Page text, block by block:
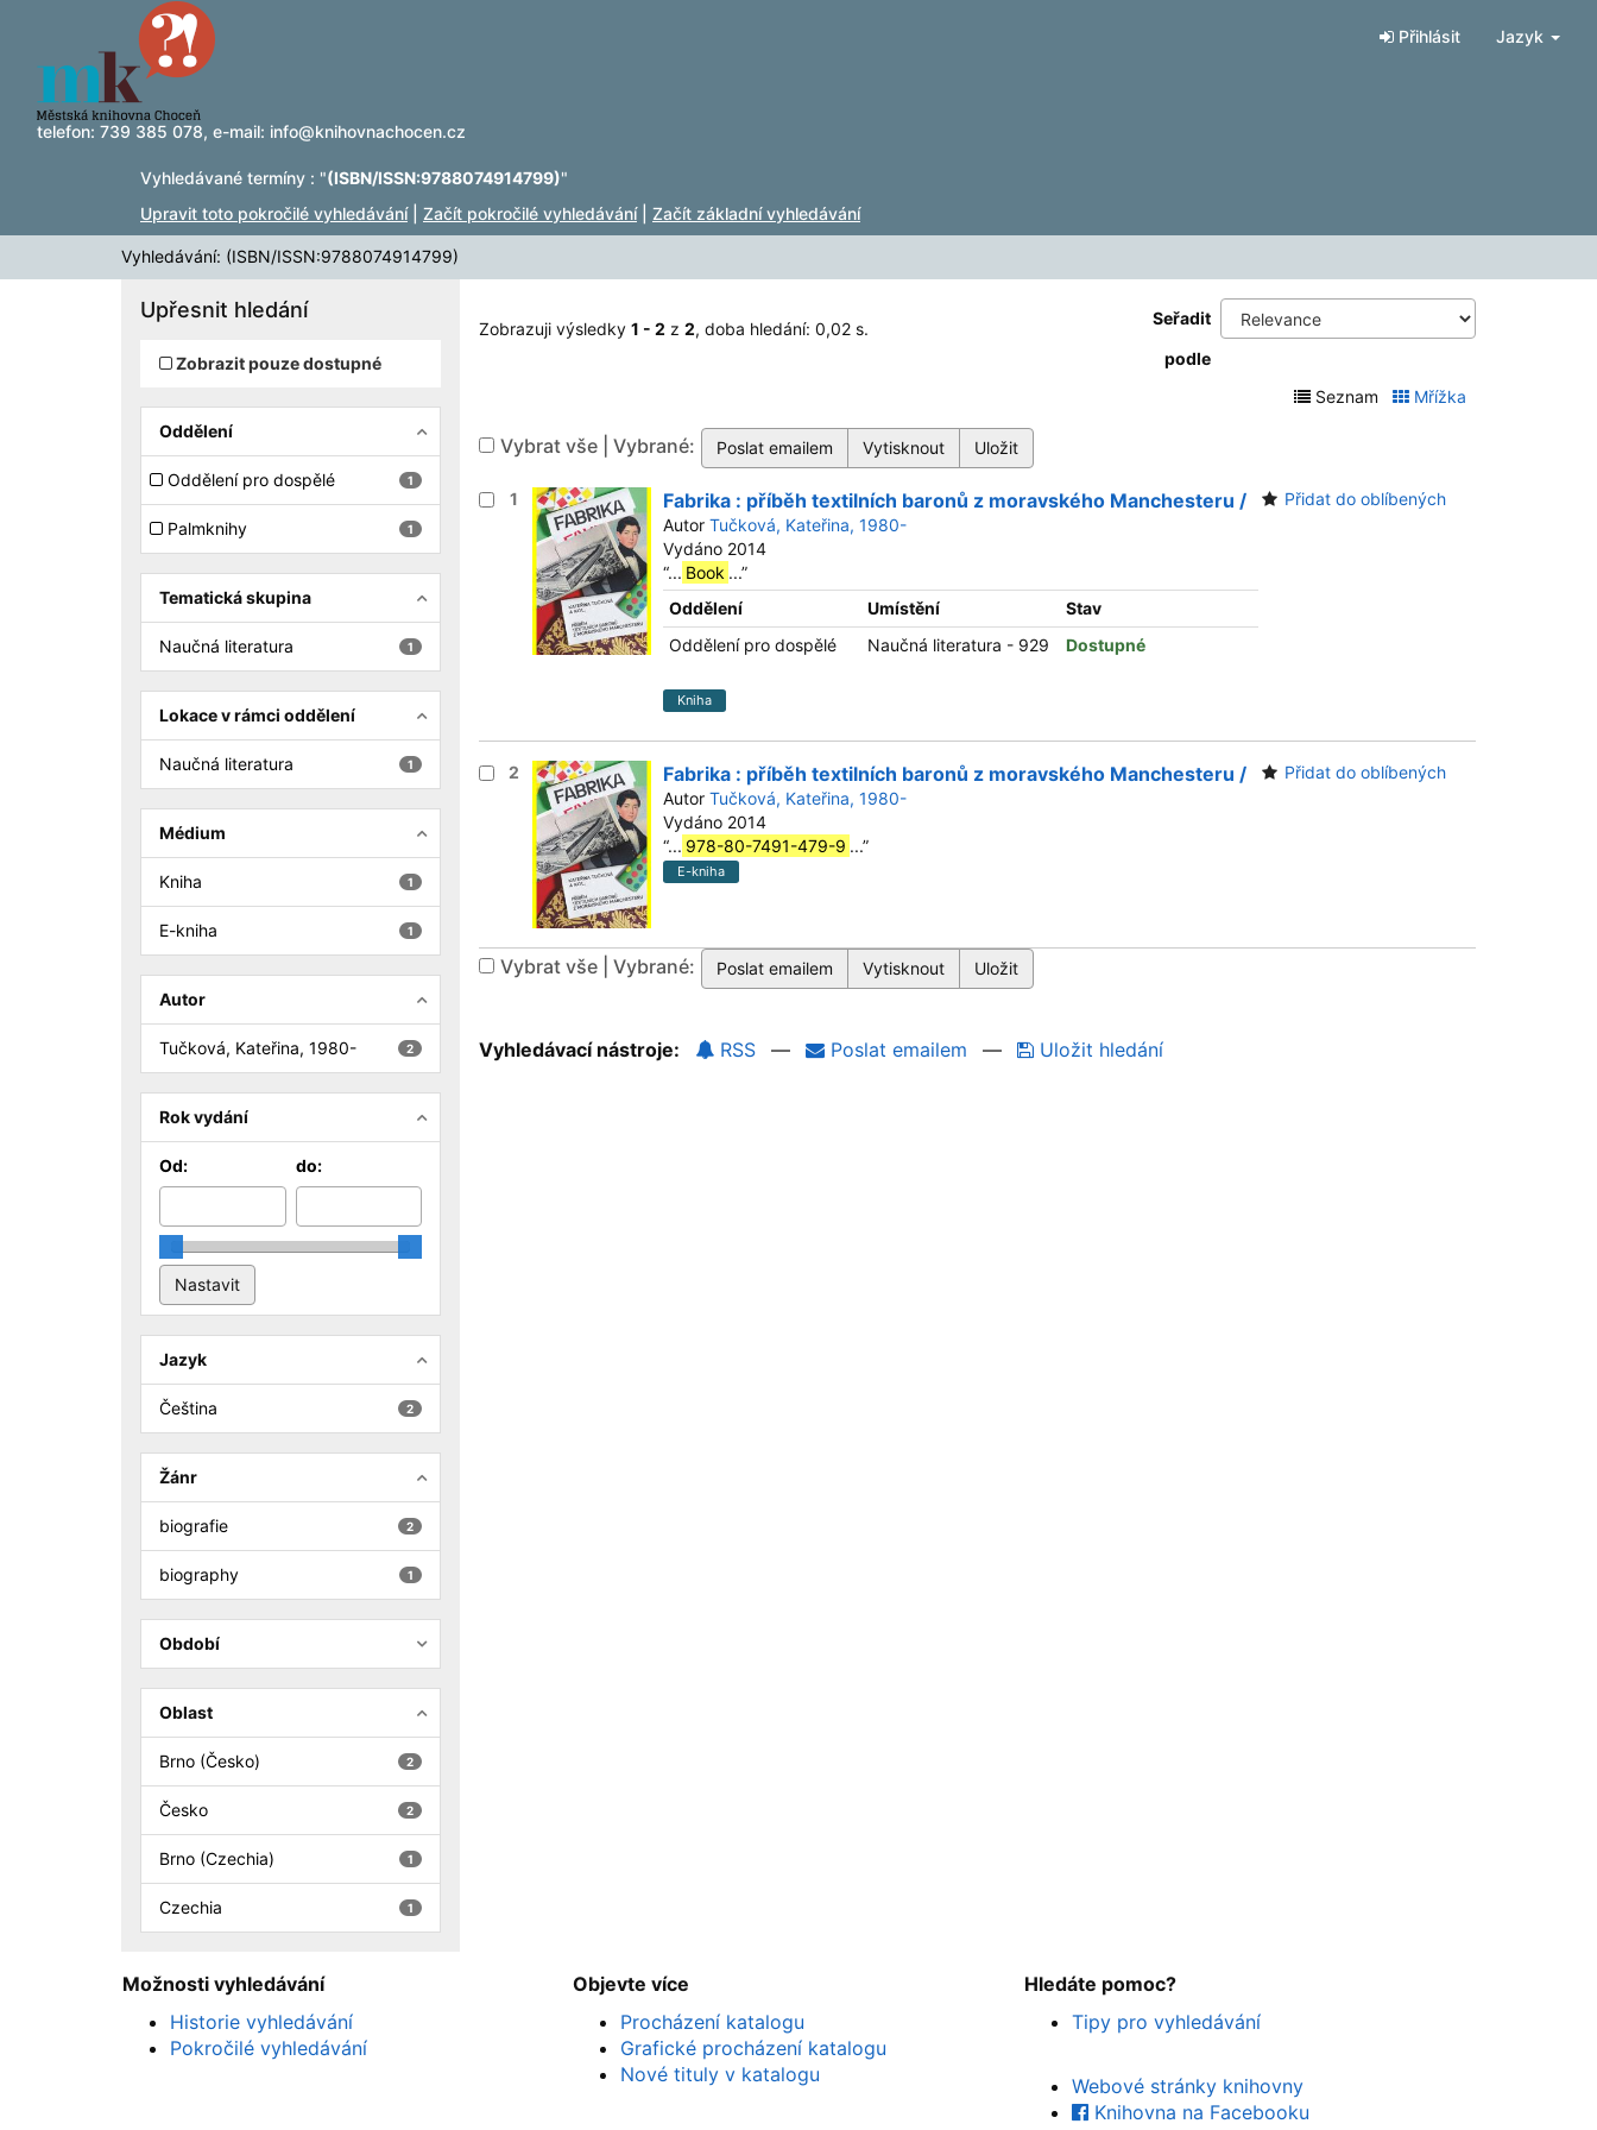
Zobrazuji výsledky1 - 2z2
Přeskočit na obsah
telefon: 739 385 078, e-mail: info@knihovnachocen.cz
Přihlásit Jazyk
Vyhledávané termíny : "(ISBN/ISSN:9788074914799)"
Upravit toto pokročilé vyhledávání| Začít pokročilé vyhledávání| Začít základní vyhledávání
Vyhledávání: (ISBN/ISSN:9788074914799)
Zobrazuji výsledky 1 - 2 z 2, doba hledání: 0,02 s.
Seřadit
podle
Seznam
Mřížka
Vybrat vše | Vybrané:
1 Fabrika : příběh textilních baronů z moravského Manchesteru /
Autor Tučková, Kateřina, 1980-
Vydáno 2014
“... Book ...”
Oddělení
Umístění
Stav
Oddělení pro dospělé
Naučná literatura - 929 Dostupné
Kniha
Přidat do oblíbených
2 Fabrika : příběh textilních baronů z moravského Manchesteru /
Autor Tučková, Kateřina, 1980-
Vydáno 2014
“... 978-80-7491-479-9 ...”
E-kniha
Přidat do oblíbených
Vybrat vše | Vybrané:
Vyhledávací nástroje: RSS — Poslat emailem — Uložit hledání
Upřesnit hledání
Zobrazit pouze dostupné
Oddělení
1
Oddělení pro dospělé
1
Palmknihy
Tematická skupina
1
Naučná literatura
Lokace v rámci oddělení
1
Naučná literatura
Médium
1
Kniha
1
E-kniha
Autor
2
Tučková, Kateřina, 1980-
Rok vydání
Od: do:
Jazyk
2
Čeština
Žánr
2
biografie
1
biography
Období
Oblast
2
Brno (Česko)
2
Česko
1
Brno (Czechia)
1
Czechia
Možnosti vyhledávání
Historie vyhledávání
Pokročilé vyhledávání
Objevte více
Procházení katalogu
Grafické procházení katalogu
Nové tituly v katalogu
Hledáte pomoc?
Tipy pro vyhledávání
Webové stránky knihovny
Knihovna na Facebooku